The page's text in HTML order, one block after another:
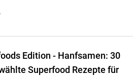
Edition - Hanfsamen: 30
Superfood Rezepte für